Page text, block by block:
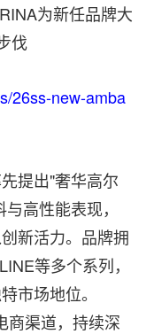
为新任品牌大
伐
26ss-new-amba
提出"奢华高尔
高性能表现，
新活力。品牌拥
等多个系列，
市场地位。
商渠道，持续深